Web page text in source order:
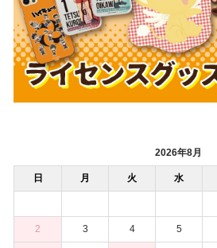
2026年8月
日 月 火 水
2 3 4 5